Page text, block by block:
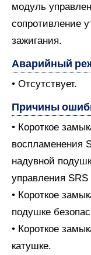
модуль
сопротивление
зажигания.
Аварийный
• Отсутствует.
Причины
• Короткое
воспламенения
надувной
управления SRS
• Короткое
подушке
• Короткое
катушке.